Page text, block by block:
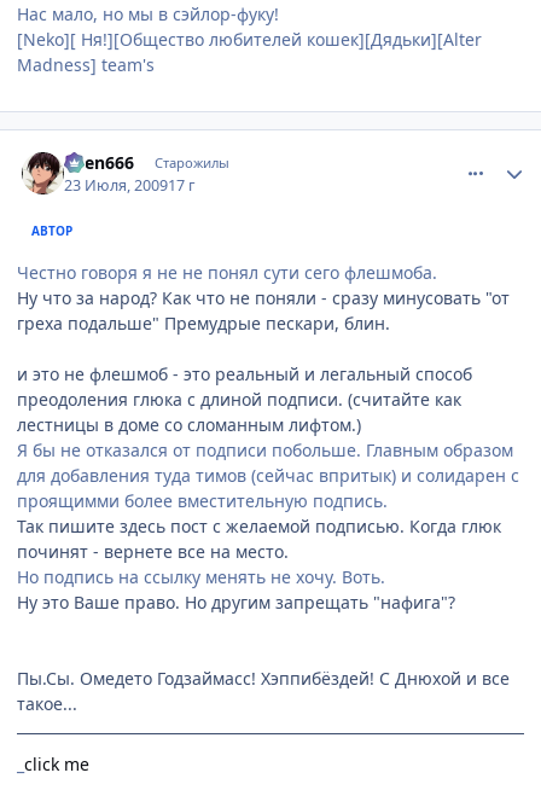
Нас мало, но мы в сэйлор-фуку!
[Neko][ Ня!][Общество любителей кошек][Дядьки][Alter
Madness] team's
oven666 Старожилы
23 Июля, 200917 г
АВТОР
Честно говоря я не не понял сути сего флешмоба.
Ну что за народ? Как что не поняли - сразу минусовать "от
греха подальше" Премудрые пескари, блин.
и это не флешмоб - это реальный и легальный способ
преодоления глюка с длиной подписи. (считайте как
лестницы в доме со сломанным лифтом.)
Я бы не отказался от подписи побольше. Главным образом
для добавления туда тимов (сейчас впритык) и солидарен с
проящимми более вместительную подпись.
Так пишите здесь пост с желаемой подписью. Когда глюк
починят - вернете все на место.
Но подпись на ссылку менять не хочу. Воть.
Ну это Ваше право. Но другим запрещать "нафига"?
Пы.Сы. Омедето Годзаймасс! Хэппибёздей! С Днюхой и все
такое...
click me